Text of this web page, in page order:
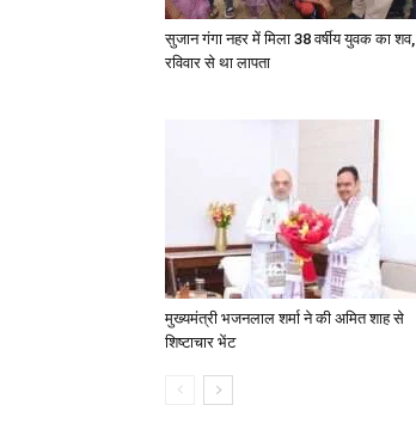
सुजान गंगा नहर में मिला 38 वर्षीय युवक का शव,
रविवार से था लापता
मुख्यमंत्री भजनलाल शर्मा ने की अमित शाह से
शिष्टाचार भेंट